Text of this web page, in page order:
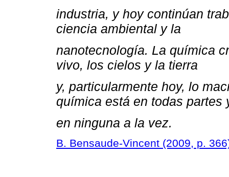
industria, y hoy continúan
ciencia ambiental y la
nanotecnología. La química
vivo, los cielos y la tierra
y, particularmente hoy, lo
química está en todas partes
en ninguna a la vez.
B. Bensaude-Vincent (2009, p.